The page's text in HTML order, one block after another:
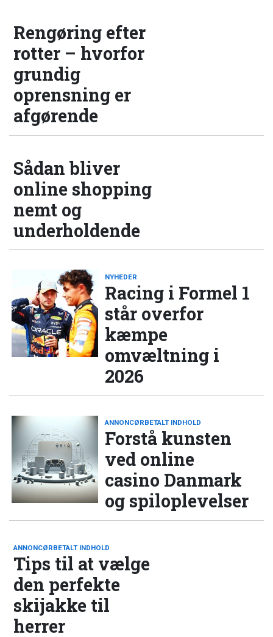
Rengøring efter
rotter – hvorfor
grundig
oprensning er
afgørende
Sådan bliver
online shopping
nemt og
underholdende
NYHEDER
Racing i Formel 1
står overfor
kæmpe
omvæltning i
2026
ANNONCØRBETALT INDHOLD
Forstå kunsten
ved online
casino Danmark
og spiloplevelser
ANNONCØRBETALT INDHOLD
Tips til at vælge
den perfekte
skijakke til
herrer